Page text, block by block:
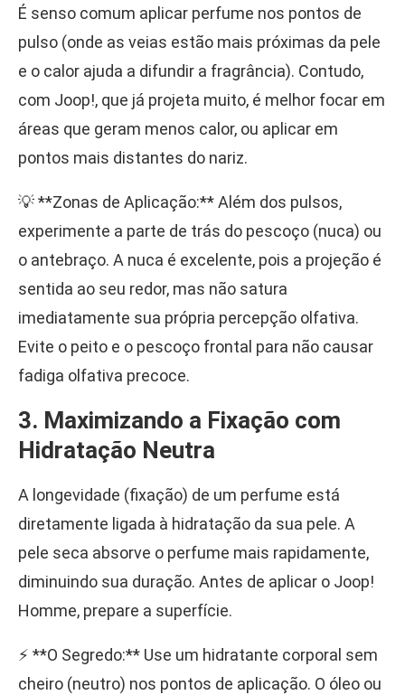
É senso comum aplicar perfume nos pontos de
pulso (onde as veias estão mais próximas da pele
e o calor ajuda a difundir a fragrância). Contudo,
com Joop!, que já projeta muito, é melhor focar em
áreas que geram menos calor, ou aplicar em
pontos mais distantes do nariz.
💡 **Zonas de Aplicação:** Além dos pulsos,
experimente a parte de trás do pescoço (nuca) ou
o antebraço. A nuca é excelente, pois a projeção é
sentida ao seu redor, mas não satura
imediatamente sua própria percepção olfativa.
Evite o peito e o pescoço frontal para não causar
fadiga olfativa precoce.
3. Maximizando a Fixação com
Hidratação Neutra
A longevidade (fixação) de um perfume está
diretamente ligada à hidratação da sua pele. A
pele seca absorve o perfume mais rapidamente,
diminuindo sua duração. Antes de aplicar o Joop!
Homme, prepare a superfície.
⚡ **O Segredo:** Use um hidratante corporal sem
cheiro (neutro) nos pontos de aplicação. O óleo ou